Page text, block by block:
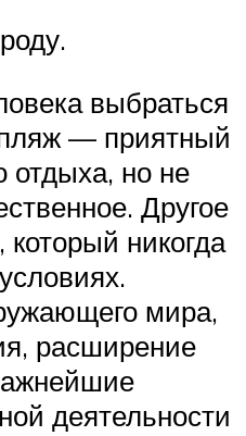
выбраться
— приятный
отдыха, но не
Другое
никогда
мира,
расширение
деятельности